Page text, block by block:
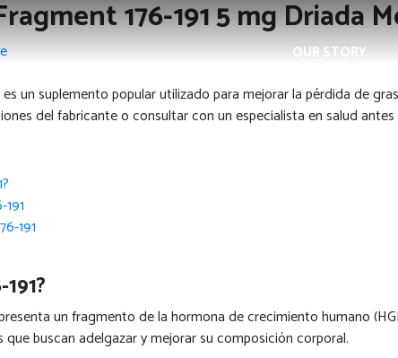
OUR STORY
176-191 5 mg Driada
un suplemento popular utilizado para mejorar la pérdida de
del fabricante o consultar con un especialista en salud
191
un fragmento de la hormona de crecimiento humano
buscan adelgazar y mejorar su composición corporal.